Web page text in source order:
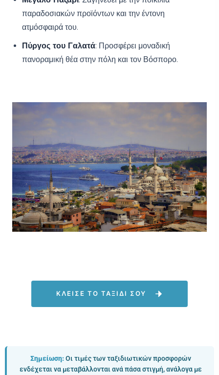
παραδοσιακών προϊόντων και την έντονη
ατμόσφαιρά του.
Πύργος του Γαλατά: Προσφέρει μοναδική
πανοραμική θέα στην πόλη και τον Βόσπορο.
ΚΛΕΙΣΕ ΤΟ ΤΑΞΙΔΙ ΣΟΥ
Σημείωση:Οι τιμές των ταξιδιωτικών προσφορών
ενδέχεται να μεταβάλλονται ανά πάσα στιγμή, ανάλογα με